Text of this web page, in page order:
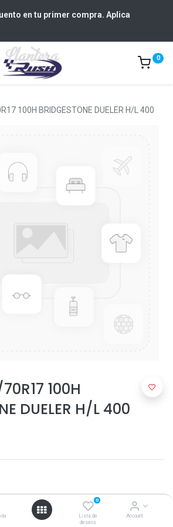
0
Lista de
deseos
Account
en tu primer compra. Aplica
0
100H BRIDGESTONE DUELER H/L 400
100H
DUELER H/L 400
Agregar al carrito